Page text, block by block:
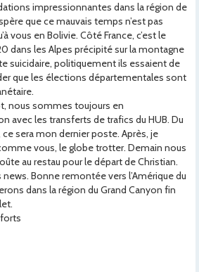
impressionnantes dans la région de
que ce mauvais temps n’est pas
vous en Bolivie. Côté France, c’est le
dans les Alpes précipité sur la montagne
suicidaire, politiquement ils essaient de
que les élections départementales sont
nous sommes toujours en
avec les transferts de trafics du HUB. Du
ce sera mon dernier poste. Après, je
vous, le globe trotter. Demain nous
au restau pour le départ de Christian.
news. Bonne remontée vers l’Amérique du
dans la région du Grand Canyon fin